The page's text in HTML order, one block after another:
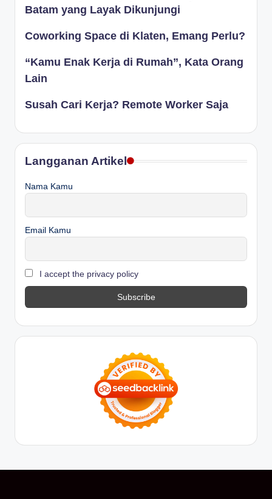
Batam yang Layak Dikunjungi
Coworking Space di Klaten, Emang Perlu?
“Kamu Enak Kerja di Rumah”, Kata Orang
Lain
Susah Cari Kerja? Remote Worker Saja
Langganan Artikel
Nama Kamu
Email Kamu
I accept the privacy policy